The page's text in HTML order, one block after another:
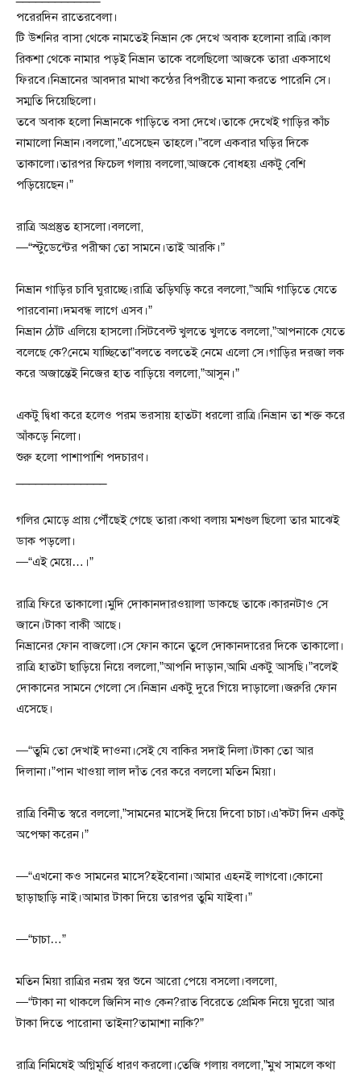
পরেরদিন রাতেরবেলা।
টি উশনির বাসা থেকে নামতেই নিভ্রান কে দেখে অবাক হলোনা রাত্রি।কাল
রিকশা থেকে নামার পড়ই নিভ্রান তাকে বলেছিলো আজকে তারা একসাথে
ফিরবে।নিভ্রানের আবদার মাখা কন্ঠের বিপরীতে মানা করতে পারেনি সে।
সম্মতি দিয়েছিলো।
তবে অবাক হলো নিভ্রানকে গাড়িতে বসা দেখে।তাকে দেখেই গাড়ির কাঁচ
নামালো নিভ্রান।বললো,”এসেছেন তাহলে।”বলে একবার ঘড়ির দিকে
তাকালো।তারপর ফিচেল গলায় বললো,আজকে বোধহয় একটু বেশি
পড়িয়েছেন।”
রাত্রি অপ্রস্তুত হাসলো।বললো,
—“স্টুডেন্টের পরীক্ষা তো সামনে।তাই আরকি।”
নিভ্রান গাড়ির চাবি ঘুরাচ্ছে।রাত্রি তড়িঘড়ি করে বললো,”আমি গাড়িতে যেতে
পারবোনা।দমবন্ধ লাগে এসব।”
নিভ্রান ঠোঁট এলিয়ে হাসলো।সিটবেল্ট খুলতে খুলতে বললো,”আপনাকে যেতে
বলেছে কে?নেমে যাচ্ছিতো”বলতে বলতেই নেমে এলো সে।গাড়ির দরজা লক
করে অজান্তেই নিজের হাত বাড়িয়ে বললো,”আসুন।”
একটু দ্বিধা করে হলেও পরম ভরসায় হাতটা ধরলো রাত্রি।নিভ্রান তা শক্ত করে
আঁকড়ে নিলো।
শুরু হলো পাশাপাশি পদচারণ।
গলির মোড়ে প্রায় পৌঁছেই গেছে তারা।কথা বলায় মশগুল ছিলো তার মাঝেই
ডাক পড়লো।
—“এই মেয়ে…।”
রাত্রি ফিরে তাকালো।মুদি দোকানদারওয়ালা ডাকছে তাকে।কারনটাও সে
জানে।টাকা বাকী আছে।
নিভ্রানের ফোন বাজলো।সে ফোন কানে তুলে দোকানদারের দিকে তাকালো।
রাত্রি হাতটা ছাড়িয়ে নিয়ে বললো,”আপনি দাড়ান,আমি একটু আসছি।”বলেই
দোকানের সামনে গেলো সে।নিভ্রান একটু দুরে গিয়ে দাড়ালো।জরুরি ফোন
এসেছে।
—“তুমি তো দেখাই দাওনা।সেই যে বাকির সদাই নিলা।টাকা তো আর
দিলানা।”পান খাওয়া লাল দাঁত বের করে বললো মতিন মিয়া।
রাত্রি বিনীত স্বরে বললো,”সামনের মাসেই দিয়ে দিবো চাচা।এ’কটা দিন একটু
অপেক্ষা করেন।”
—“এখনো কও সামনের মাসে?হইবোনা।আমার এহনই লাগবো।কোনো
ছাড়াছাড়ি নাই।আমার টাকা দিয়ে তারপর তুমি যাইবা।”
—“চাচা…”
মতিন মিয়া রাত্রির নরম স্বর শুনে আরো পেয়ে বসলো।বললো,
—“টাকা না থাকলে জিনিস নাও কেন?রাত বিরেতে প্রেমিক নিয়ে ঘুরো আর
টাকা দিতে পারোনা তাইনা?তামাশা নাকি?”
রাত্রি নিমিষেই অগ্নিমূর্তি ধারণ করলো।তেজি গলায় বললো,”মুখ সামলে কথা